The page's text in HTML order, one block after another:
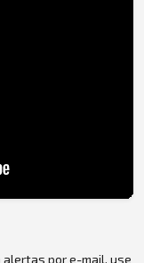
alertas por e-mail, use